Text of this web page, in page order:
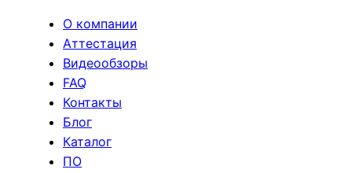
О компании
Аттестация
Видеообзоры
FAQ
Контакты
Блог
Каталог
ПО